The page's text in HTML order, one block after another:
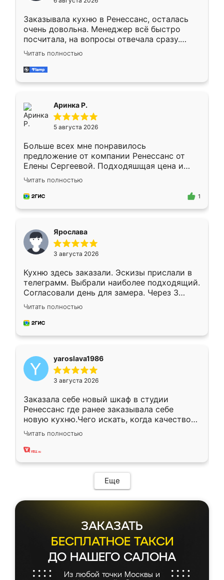
мебели буду заказывать только здесь.
Заказывала кухню в Ренессанс, осталась
очень довольна. Менеджер всё быстро
посчитала, на вопросы отвечала сразу.
Замерщик приехал в субботу, подошёл к
делу со всей ответственностью. Собрали
за день, ребята работали аккуратно, даже
Читать полностью
Аринка Р.
5 августа 2026
Больше всех мне понравилось
предложение от компании Ренессанс от
Елены Сергеевой. Подходяшщая цена и
короткие сроки изготовления. Приехавший
для замера сотрудник Владислав
предложил по моему эскизу самый
Читать полностью
1
Ярослава
3 августа 2026
Кухню здесь заказали. Эскизы прислали в
телеграмм. Выбрали наиболее подходящий.
Согласовали день для замера. Через 3
недели кухня была уже готова. Остались
довольны работой. Спасибо Ренессанс
мебель за качественную работу!
Читать полностью
yaroslava1986
3 августа 2026
Заказала себе новый шкаф в студии
Ренессанс где ранее заказывала себе
новую кухню.Чего искать, когда качеством
вполне довольна. Служит кухня уже почти
два года, нареканий нет.
Читать полностью
Еще
ЗАКАЗАТЬ
БЕСПЛАТНОЕ ТАКСИ
ДО НАШЕГО САЛОНА
Из любой точки Москвы и